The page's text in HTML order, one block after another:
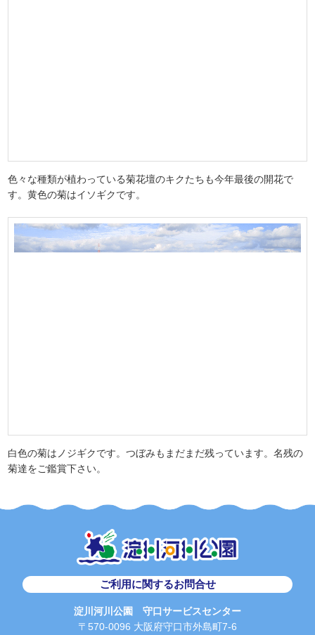
色々な種類が植わっている菊花壇のキクたちも今年最後の開花で
す。黄色の菊はイソギクです。
白色の菊はノジギクです。つぼみもまだまだ残っています。名残の
菊達をご鑑賞下さい。
ご利用に関するお問合せ
淀川河川公園 守口サービスセンター
〒570-0096 大阪府守口市外島町7-6